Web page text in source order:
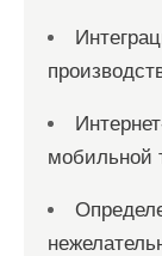
мобильной